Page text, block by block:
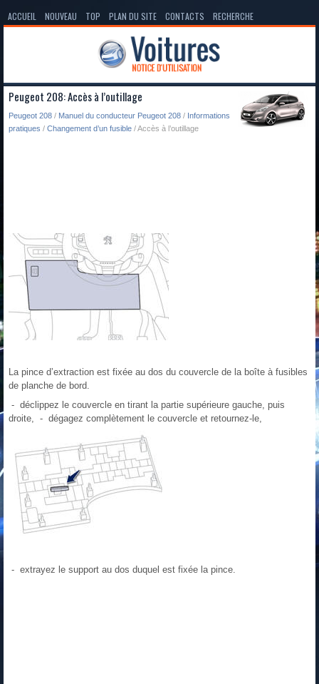
ACCUEIL NOUVEAU TOP PLAN DU SITE CONTACTS RECHERCHE
Peugeot 208: Accès à l’outillage
Peugeot 208 / Manuel du conducteur Peugeot 208 / Informations
pratiques / Changement d’un fusible / Accès à l’outillage
La pince d’extraction est fixée au dos du couvercle de la boîte à fusibles
de planche de bord.
- déclippez le couvercle en tirant la partie supérieure gauche, puis
droite, - dégagez complètement le couvercle et retournez-le,
- extrayez le support au dos duquel est fixée la pince.